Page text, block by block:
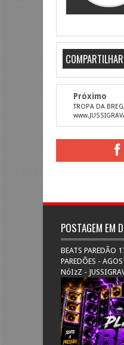
Próximo
TROPA DA
POSTAGEM EM
BEATS PAREDÃO
PAREDÕES -
NóIzZ -